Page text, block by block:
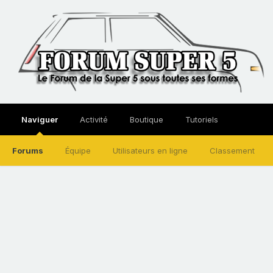
Naviguer
Forums Équipe Utilisateurs en ligne Classement
Activité Boutique Tutoriels